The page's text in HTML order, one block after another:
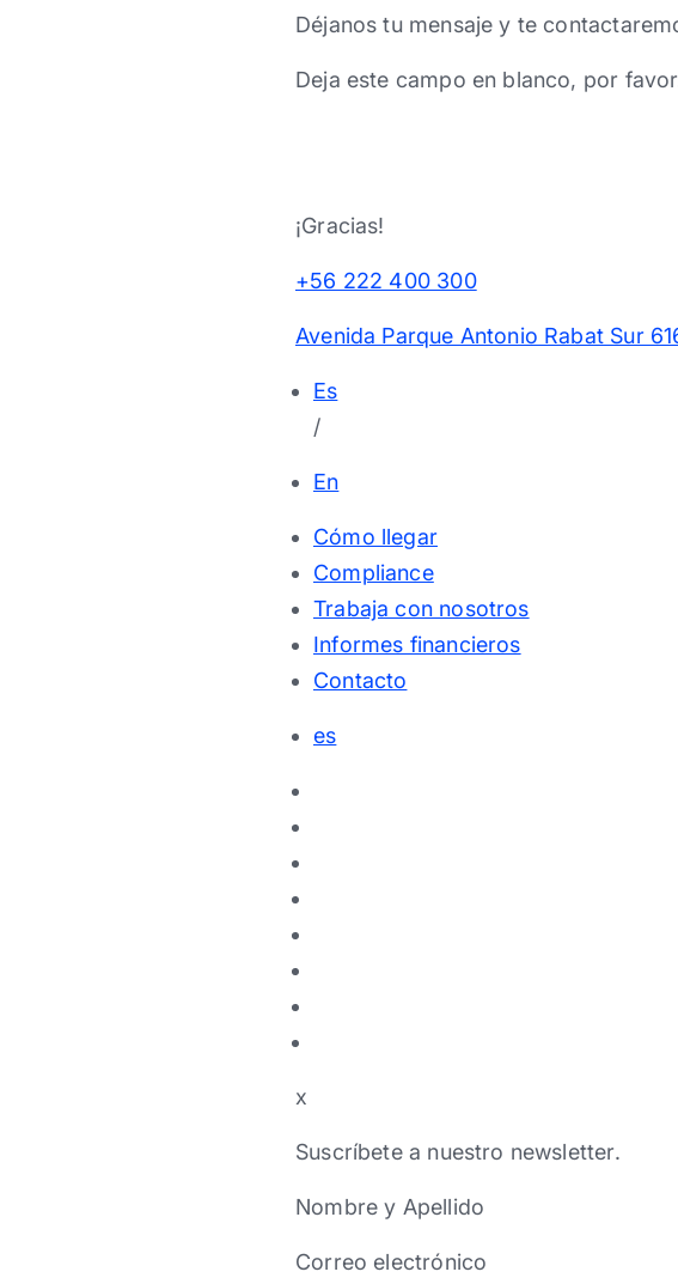
Déjanos tu mensaje y te
Deja este campo en blanco, por
¡Gracias!
+56 222 400 300
Avenida Parque Antonio Rabat Sur
Es
/
En
Cómo llegar
Compliance
Trabaja con nosotros
Informes financieros
Contacto
es
x
Suscríbete a nuestro newsletter.
Nombre y Apellido
Correo electrónico